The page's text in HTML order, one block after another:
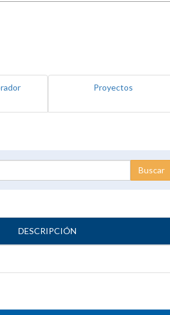
Proyectos
DESCRIPCIÓN